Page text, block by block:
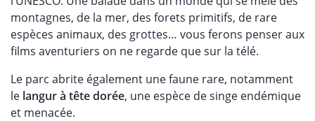
montagnes, de la mer, des forets primitifs, de rare
espèces animaux, des grottes… vous ferons penser aux
films aventuriers on ne regarde que sur la télé.
Le parc abrite également une faune rare, notamment
le langur à tête dorée, une espèce de singe endémique
et menacée.